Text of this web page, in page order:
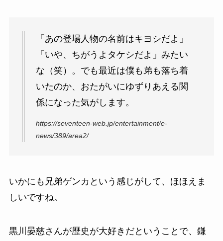
「あの登場人物の名前はキヨシだよ」
「いや、ちがうよタケシだよ」みたい
な（笑）。でも最近は僕も弟も落ち着
いたのか、おたがいにゆずりあえる関
係になった気がします。
https://seventeen-web.jp/entertainment/e-
news/389/area2/
いかにも兄弟ゲンカという感じがして、ほほえま
しいですね。
黒川晏慈さんが歴史が大好きだということで、鎌